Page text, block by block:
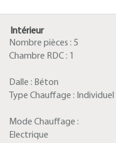
Intérieur
Nombre pièces : 5
Chambre RDC : 1
Dalle : Béton
Type Chauffage : Individuel
Mode Chauffage :
Electrique